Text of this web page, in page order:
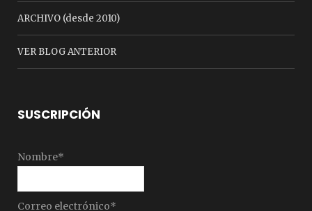
ARCHIVO (desde 2010)
VER BLOG ANTERIOR
SUSCRIPCIÓN
Nombre*
Correo electrónico*